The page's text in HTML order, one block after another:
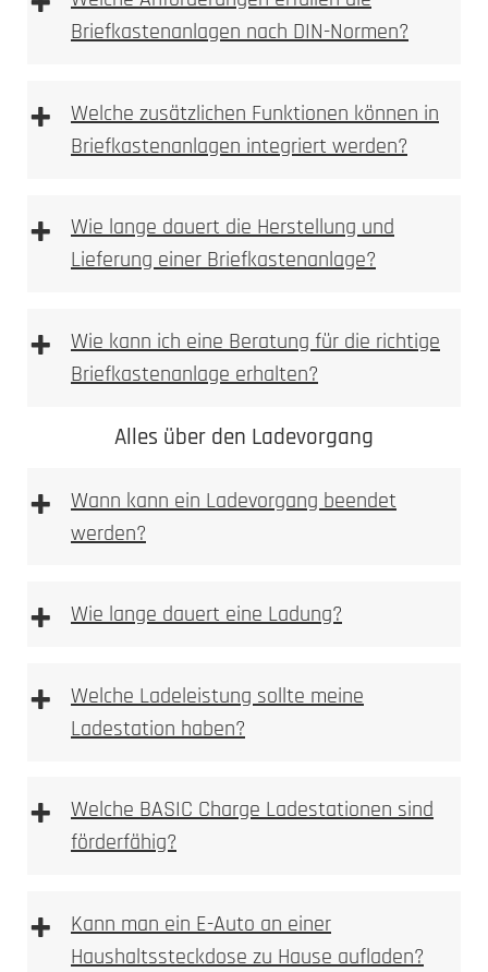
Benutzeroberfläche für die Fernsteuerung der
Anlage.
verschiedenen Orten aus.
Smart-Home-Integration: Steuern Sie die
Briefkastenanlagen nach DIN-Normen?
+
Welche zusätzlichen Funktionen können in
Briefkastenanlagen integriert werden?
+
Wie lange dauert die Herstellung und
Lieferung einer Briefkastenanlage?
+
Wie kann ich eine Beratung für die richtige
Briefkastenanlage erhalten?
Alles über den Ladevorgang
+
Wann kann ein Ladevorgang beendet
werden?
+ Wie lange dauert eine Ladung?
+
Welche Ladeleistung sollte meine
Ladestation haben?
+
Welche BASIC Charge Ladestationen sind
förderfähig?
+
Kann man ein E-Auto an einer
Haushaltssteckdose zu Hause aufladen?